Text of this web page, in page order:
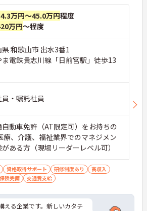
万円～45.0万円程度
万円～程度
和歌山市 出水3番1
ま電鉄貴志川線「日前宮駅」徒歩13
・嘱託社員
動車免許（AT限定可）をお持ちの
、介護、福祉業界でのマネジメン
がある方（現場リーダーレベル可）
資格取得サポート 研修制度あり
高収入
険完備 交通費支給
える企業です。新しいカタチ